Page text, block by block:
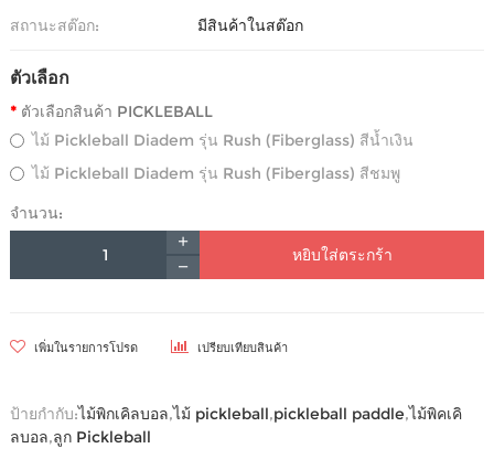
สถานะสต๊อก:
มีสินค้าในสต๊อก
ตัวเลือก
ตัวเลือกสินค้า PICKLEBALL
ไม้ Pickleball Diadem รุ่น Rush (Fiberglass) สีน้ำเงิน
ไม้ Pickleball Diadem รุ่น Rush (Fiberglass) สีชมพู
จำนวน:
หยิบใส่ตระกร้า
เพิ่มในรายการโปรด เปรียบเทียบสินค้า
ป้ายกำกับ:ไม้พิกเคิลบอล,ไม้ pickleball,pickleball paddle,ไม้พิคเคิ
ลบอล,ลูก Pickleball